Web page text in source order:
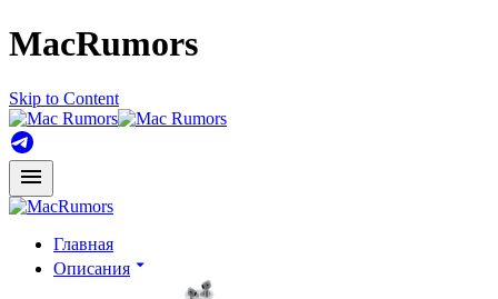
MacRumors
Skip to Content
Главная
Описания